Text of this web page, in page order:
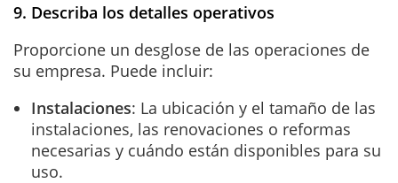
9. Describa los detalles operativos
Proporcione un desglose de las operaciones de
su empresa. Puede incluir:
Instalaciones: La ubicación y el tamaño de las
instalaciones, las renovaciones o reformas
necesarias y cuándo están disponibles para su
uso.